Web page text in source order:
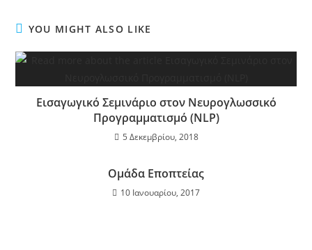
YOU MIGHT ALSO LIKE
Εισαγωγικό Σεμινάριο στον Νευρογλωσσικό
Προγραμματισμό (NLP)
5 Δεκεμβρίου, 2018
Ομάδα Εποπτείας
10 Ιανουαρίου, 2017